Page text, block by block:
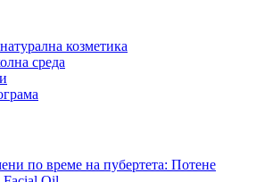
козметика
среда
по време на пубертета: Потене